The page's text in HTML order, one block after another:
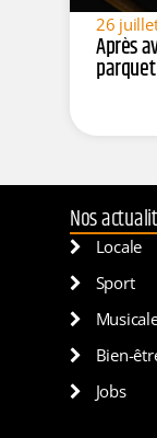
26
Après
Nos
Locale
Sport
Bien-
Jobs